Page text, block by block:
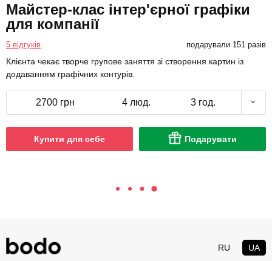
Майстер-клас інтер'єрної графіки
для компанії
5 відгуків подарували 151 разів
Клієнта чекає творче групове заняття зі створення картин із
додаванням графічних контурів.
2700 грн 4 люд. 3 год.
Купити для себе Подарувати
RU UA